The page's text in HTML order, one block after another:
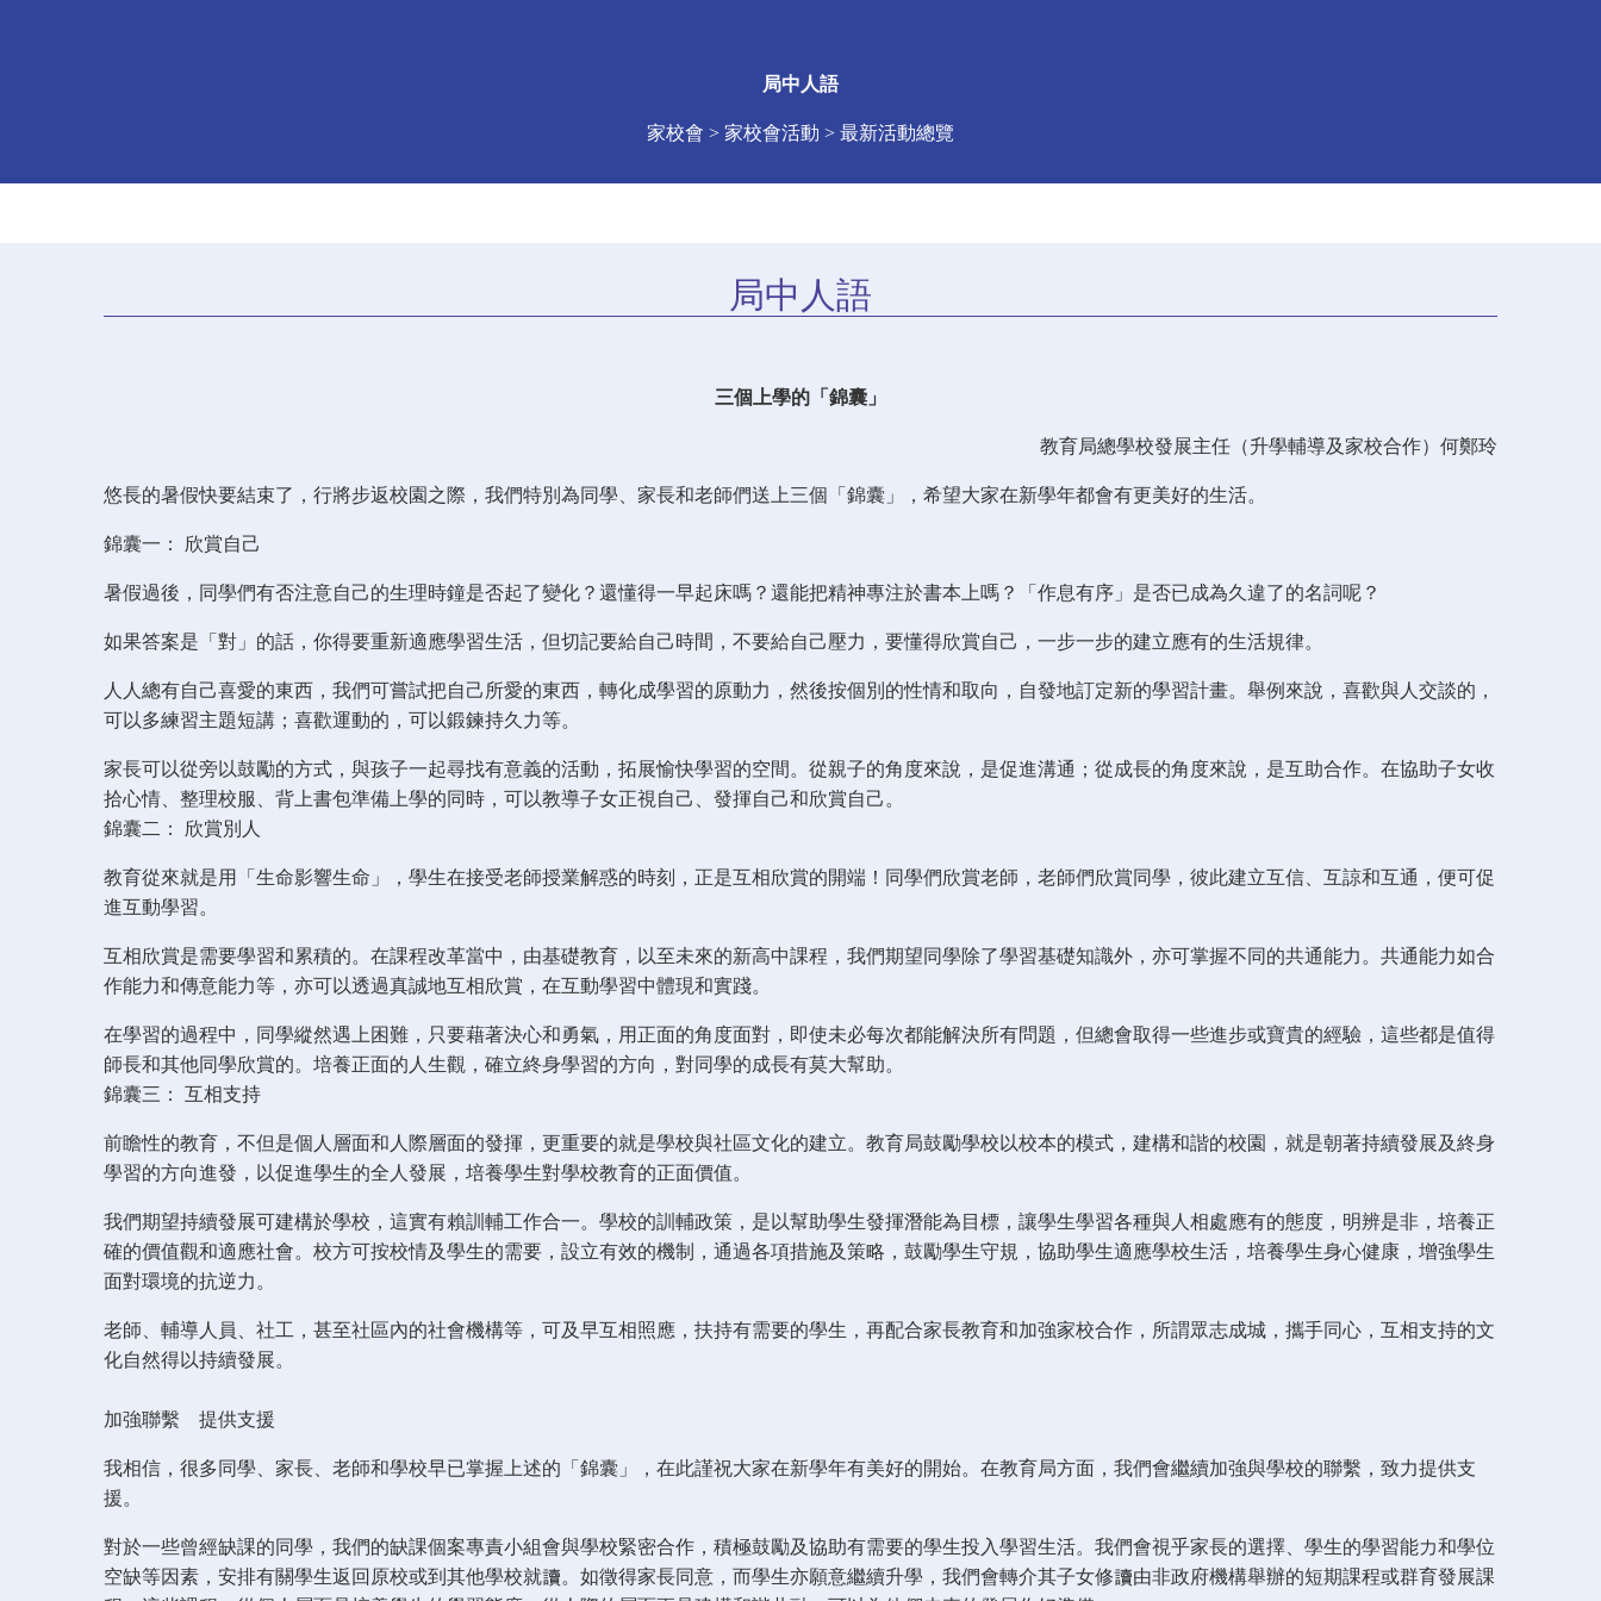
局中人語
家校會 > 家校會活動 > 最新活動總覽
局中人語
三個上學的「錦囊」
教育局總學校發展主任（升學輔導及家校合作）何鄭玲
悠長的暑假快要結束了，行將步返校園之際，我們特別為同學、家長和老師們送上三個「錦囊」，希望大家在新學年都會有更美好的生活。
錦囊一： 欣賞自己
暑假過後，同學們有否注意自己的生理時鐘是否起了變化？還懂得一早起床嗎？還能把精神專注於書本上嗎？「作息有序」是否已成為久違了的名詞呢？
如果答案是「對」的話，你得要重新適應學習生活，但切記要給自己時間，不要給自己壓力，要懂得欣賞自己，一步一步的建立應有的生活規律。
人人總有自己喜愛的東西，我們可嘗試把自己所愛的東西，轉化成學習的原動力，然後按個別的性情和取向，自發地訂定新的學習計畫。舉例來說，喜歡與人交談的，
可以多練習主題短講；喜歡運動的，可以鍛鍊持久力等。
家長可以從旁以鼓勵的方式，與孩子一起尋找有意義的活動，拓展愉快學習的空間。從親子的角度來說，是促進溝通；從成長的角度來說，是互助合作。在協助子女收
拾心情、整理校服、背上書包準備上學的同時，可以教導子女正視自己、發揮自己和欣賞自己。
錦囊二： 欣賞別人
教育從來就是用「生命影響生命」，學生在接受老師授業解惑的時刻，正是互相欣賞的開端！同學們欣賞老師，老師們欣賞同學，彼此建立互信、互諒和互通，便可促
進互動學習。
互相欣賞是需要學習和累積的。在課程改革當中，由基礎教育，以至未來的新高中課程，我們期望同學除了學習基礎知識外，亦可掌握不同的共通能力。共通能力如合
作能力和傳意能力等，亦可以透過真誠地互相欣賞，在互動學習中體現和實踐。
在學習的過程中，同學縱然遇上困難，只要藉著決心和勇氣，用正面的角度面對，即使未必每次都能解決所有問題，但總會取得一些進步或寶貴的經驗，這些都是值得
師長和其他同學欣賞的。培養正面的人生觀，確立終身學習的方向，對同學的成長有莫大幫助。
錦囊三： 互相支持
前瞻性的教育，不但是個人層面和人際層面的發揮，更重要的就是學校與社區文化的建立。教育局鼓勵學校以校本的模式，建構和諧的校園，就是朝著持續發展及終身
學習的方向進發，以促進學生的全人發展，培養學生對學校教育的正面價值。
我們期望持續發展可建構於學校，這實有賴訓輔工作合一。學校的訓輔政策，是以幫助學生發揮潛能為目標，讓學生學習各種與人相處應有的態度，明辨是非，培養正
確的價值觀和適應社會。校方可按校情及學生的需要，設立有效的機制，通過各項措施及策略，鼓勵學生守規，協助學生適應學校生活，培養學生身心健康，增強學生
面對環境的抗逆力。
老師、輔導人員、社工，甚至社區內的社會機構等，可及早互相照應，扶持有需要的學生，再配合家長教育和加強家校合作，所謂眾志成城，攜手同心，互相支持的文
化自然得以持續發展。
加強聯繫 提供支援
我相信，很多同學、家長、老師和學校早已掌握上述的「錦囊」，在此謹祝大家在新學年有美好的開始。在教育局方面，我們會繼續加強與學校的聯繫，致力提供支
援。
對於一些曾經缺課的同學，我們的缺課個案專責小組會與學校緊密合作，積極鼓勵及協助有需要的學生投入學習生活。我們會視乎家長的選擇、學生的學習能力和學位
空缺等因素，安排有關學生返回原校或到其他學校就讀。如徵得家長同意，而學生亦願意繼續升學，我們會轉介其子女修讀由非政府機構舉辦的短期課程或群育發展課